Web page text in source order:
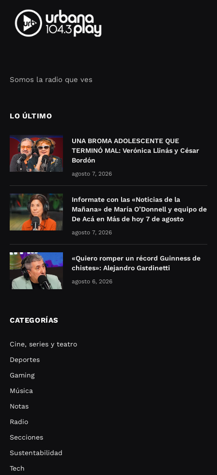
Somos la radio que ves
LO ÚLTIMO
UNA BROMA ADOLESCENTE QUE
TERMINÓ MAL: Verónica Llinás y César
Bordón
agosto 7, 2026
Informate con las «Noticias de la
Mañana» de María O’Donnell y equipo de
De Acá en Más de hoy 7 de agosto
agosto 7, 2026
«Quiero romper un récord Guinness de
chistes»: Alejandro Gardinetti
agosto 6, 2026
CATEGORÍAS
Cine, series y teatro
Deportes
Gaming
Música
Notas
Radio
Secciones
Sustentabilidad
Tech